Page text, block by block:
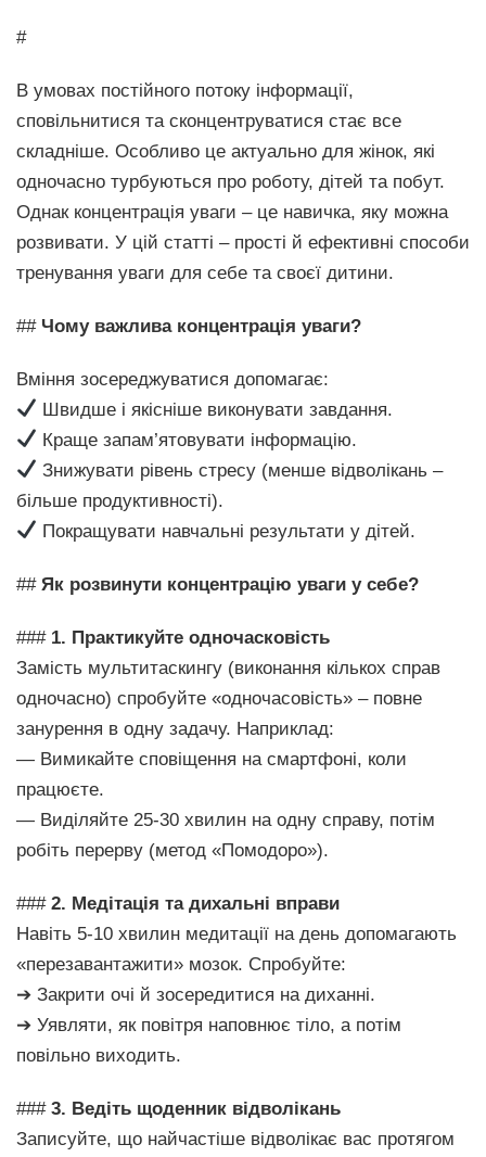
#
В умовах постійного потоку інформації,
сповільнитися та сконцентруватися стає все
складніше. Особливо це актуально для жінок, які
одночасно турбуються про роботу, дітей та побут.
Однак концентрація уваги – це навичка, яку можна
розвивати. У цій статті – прості й ефективні способи
тренування уваги для себе та своєї дитини.
## Чому важлива концентрація уваги?
Вміння зосереджуватися допомагає:
Швидше і якісніше виконувати завдання.
Краще запам’ятовувати інформацію.
Знижувати рівень стресу (менше відволікань –
більше продуктивності).
Покращувати навчальні результати у дітей.
## Як розвинути концентрацію уваги у себе?
### 1. Практикуйте одночасковість
Замість мультитаскингу (виконання кількох справ
одночасно) спробуйте «одночасовість» – повне
занурення в одну задачу. Наприклад:
— Вимикайте сповіщення на смартфоні, коли
працюєте.
— Виділяйте 25-30 хвилин на одну справу, потім
робіть перерву (метод «Помодоро»).
### 2. Медітація та дихальні вправи
Навіть 5-10 хвилин медитації на день допомагають
«перезавантажити» мозок. Спробуйте:
➔ Закрити очі й зосередитися на диханні.
➔ Уявляти, як повітря наповнює тіло, а потім
повільно виходить.
### 3. Ведіть щоденник відволікань
Записуйте, що найчастіше відволікає вас протягом